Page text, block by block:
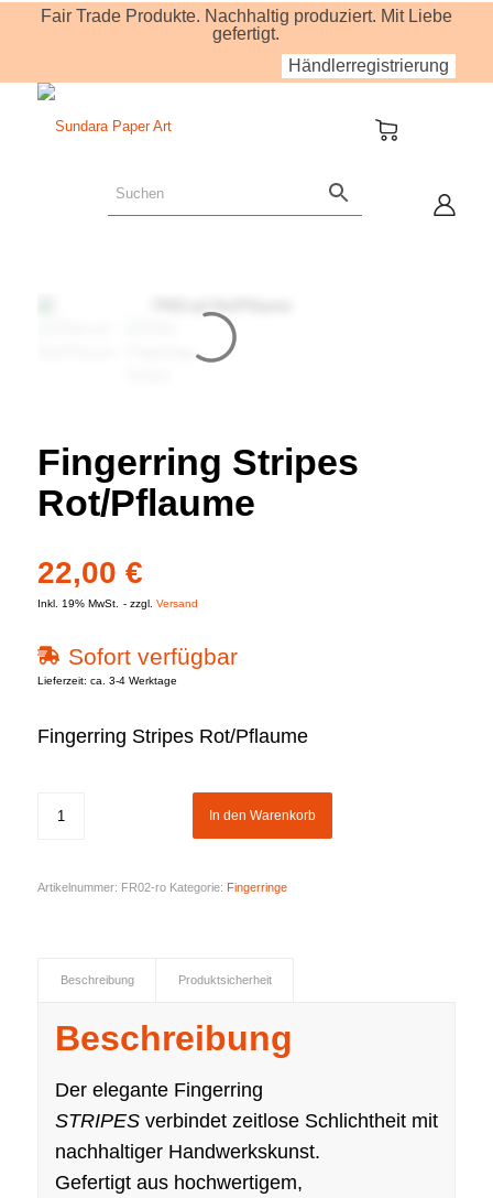
Fair Trade Produkte. Nachhaltig produziert. Mit Liebe
gefertigt.
Händlerregistrierung
Fingerring Stripes
Rot/Pflaume
22,00 €
Inkl. 19% MwSt. zzgl. Versand
Sofort verfügbar
Lieferzeit: ca. 3-4 Werktage
Fingerring Stripes Rot/Pflaume
In den Warenkorb
Artikelnummer: FR02-ro Kategorie: Fingerringe
Beschreibung Produktsicherheit
Beschreibung
Der elegante Fingerring
STRIPESverbindet zeitlose Schlichtheit mit
nachhaltiger Handwerkskunst.
Gefertigt aus hochwertigem,